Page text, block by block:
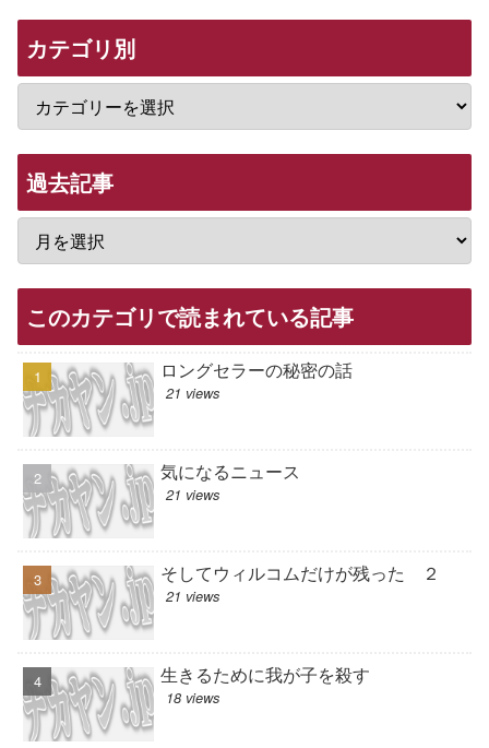
カテゴリ別
過去記事
このカテゴリで読まれている記事
ロングセラーの秘密の話
21 views
気になるニュース
21 views
そしてウィルコムだけが残った ２
21 views
生きるために我が子を殺す
18 views